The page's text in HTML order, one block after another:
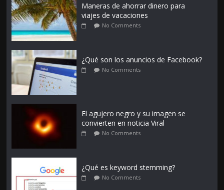
Maneras de ahorrar dinero para
viajes de vacaciones
No Comments
¿Qué son los anuncios de Facebook?
No Comments
El agujero negro y su imagen se
convierten en noticia Viral
No Comments
¿Qué es keyword stemming?
No Comments